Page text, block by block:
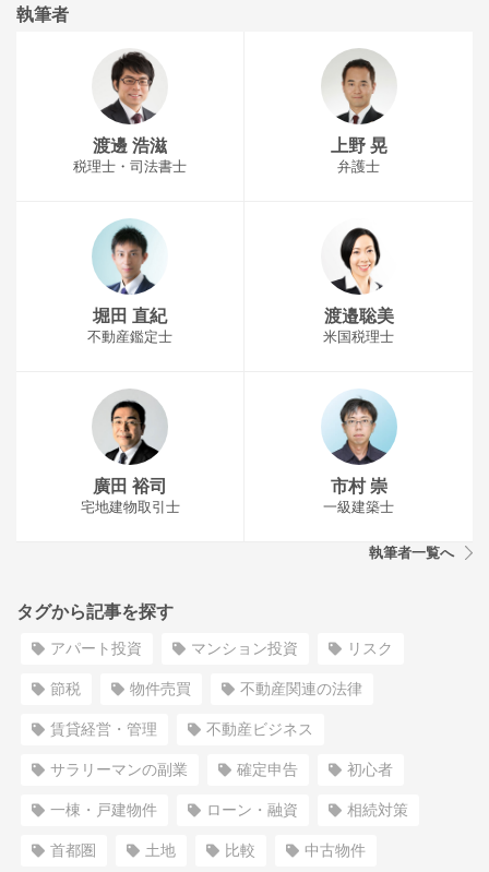
執筆者
渡邊 浩滋
税理士・司法書士
上野 晃
弁護士
堀田 直紀
不動産鑑定士
渡邉聡美
米国税理士
廣田 裕司
宅地建物取引士
市村 崇
一級建築士
執筆者一覧へ
タグから記事を探す
アパート投資 マンション投資 リスク
節税 物件売買 不動産関連の法律
賃貸経営・管理 不動産ビジネス
サラリーマンの副業 確定申告 初心者
一棟・戸建物件 ローン・融資 相続対策
首都圏 土地 比較 中古物件